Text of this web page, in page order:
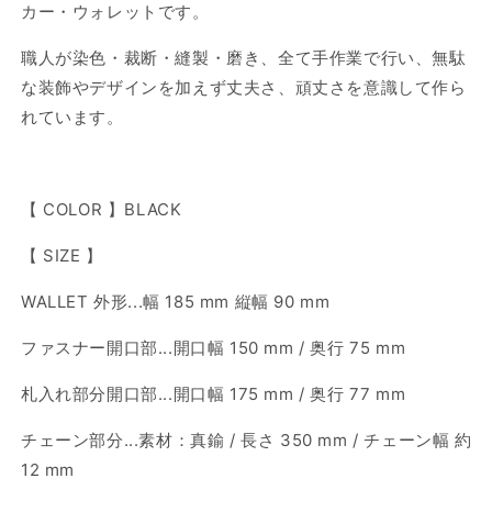
カー・ウォレットです。
職人が染色・裁断・縫製・磨き、全て手作業で行い、無駄
な装飾やデザインを加えず丈夫さ、頑丈さを意識して作ら
れています。
【 COLOR 】BLACK
【 SIZE 】
WALLET 外形...幅 185 mm 縦幅 90 mm
ファスナー開口部...開口幅 150 mm / 奥行 75 mm
札入れ部分開口部...開口幅 175 mm / 奥行 77 mm
チェーン部分...素材：真鍮 / 長さ 350 mm / チェーン幅 約
12 mm